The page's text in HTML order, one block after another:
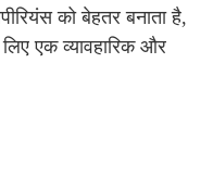
को बेहतर बनाता है,
एक व्यावहारिक और